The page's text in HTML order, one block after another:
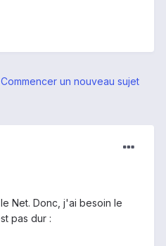
Commencer un nouveau sujet
Net. Donc, j'ai besoin le
pas dur :